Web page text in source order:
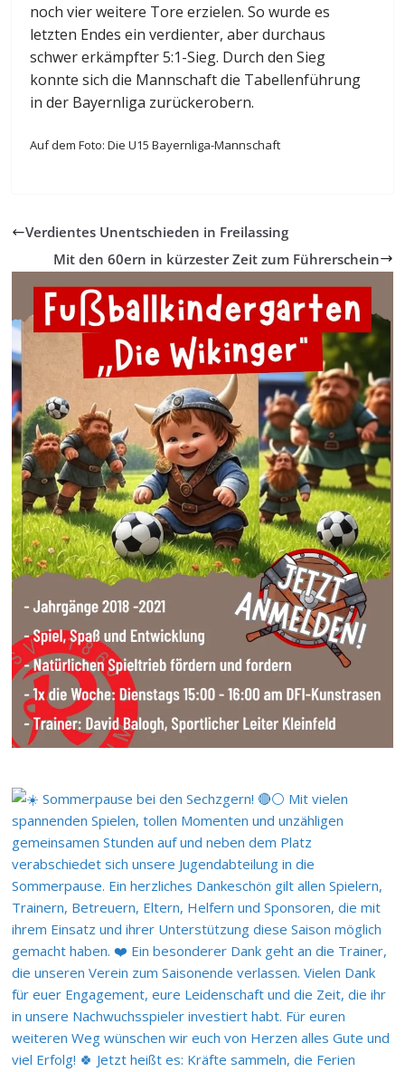
noch vier weitere Tore erzielen. So wurde es
letzten Endes ein verdienter, aber durchaus
schwer erkämpfter 5:1-Sieg. Durch den Sieg
konnte sich die Mannschaft die Tabellenführung
in der Bayernliga zurückerobern.
Auf dem Foto: Die U15 Bayernliga-Mannschaft
Verdientes Unentschieden in Freilassing
Mit den 60ern in kürzester Zeit zum Führerschein